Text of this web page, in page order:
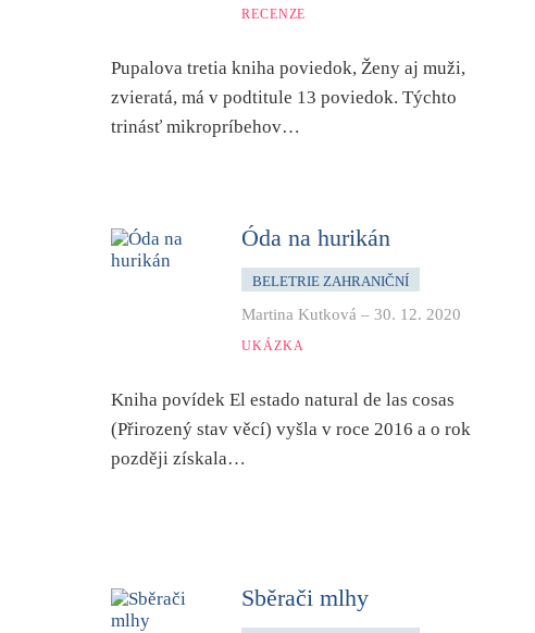
RECENZE
Pupalova tretia kniha poviedok, Ženy aj muži,
zvieratá, má v podtitule 13 poviedok. Týchto
trinásť mikropríbehov…
Óda na hurikán
BELETRIE ZAHRANIČNÍ
Martina Kutková – 30. 12. 2020
UKÁZKA
Kniha povídek El estado natural de las cosas
(Přirozený stav věcí) vyšla v roce 2016 a o rok
později získala…
Sběrači mlhy